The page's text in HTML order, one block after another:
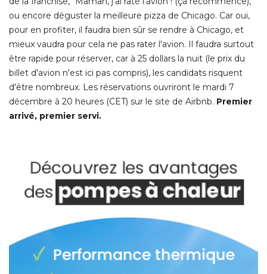
ou encore déguster la meilleure pizza de Chicago. Car oui,
pour en profiter, il faudra bien sûr se rendre à Chicago, et
mieux vaudra pour cela ne pas rater l'avion. Il faudra surtout
être rapide pour réserver, car à 25 dollars la nuit (le prix du
billet d'avion n'est ici pas compris), les candidats risquent
d'être nombreux. Les réservations ouvriront le mardi 7
décembre à 20 heures (CET) sur le site de Airbnb. Premier
arrivé, premier servi.